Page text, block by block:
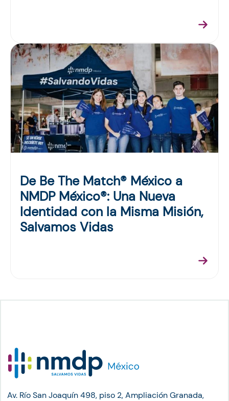
De Be The Match® México a
NMDP México®: Una Nueva
Identidad con la Misma Misión,
Salvamos Vidas
Av. Río San Joaquín 498, piso 2, Ampliación Granada,